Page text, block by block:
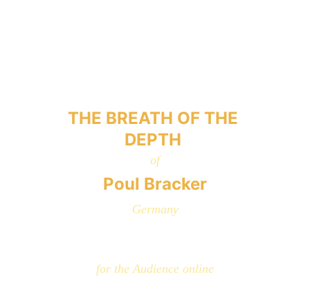
THE BREATH OF THE
DEPTH
Poul Bracker
of
Germany
for the Audience online